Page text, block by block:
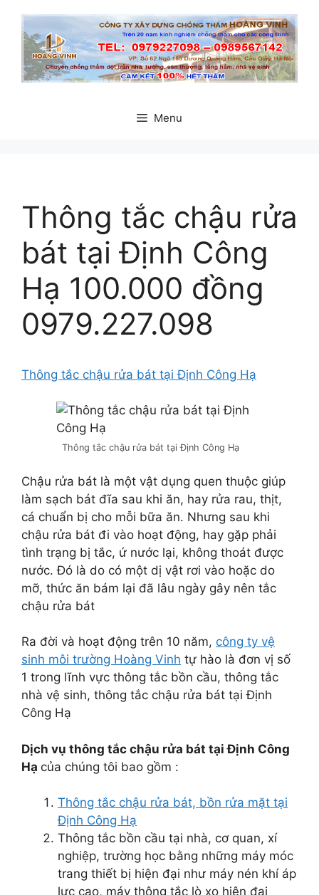
dung
Menu
Thông tắc chậu rửa
bát tại Định Công
Hạ 100.000 đồng
0979.227.098
Thông tắc chậu rửa bát tại Định Công Hạ
Thông tắc chậu rửa bát tại Định Công Hạ
Chậu rửa bát là một vật dụng quen thuộc giúp
làm sạch bát đĩa sau khi ăn, hay rửa rau, thịt,
cá chuẩn bị cho mỗi bữa ăn. Nhưng sau khi
chậu rửa bát đi vào hoạt động, hay gặp phải
tình trạng bị tắc, ứ nước lại, không thoát được
nước. Đó là do có một dị vật rơi vào hoặc do
mỡ, thức ăn bám lại đã lâu ngày gây nên tắc
chậu rửa bát
Ra đời và hoạt động trên 10 năm, công ty vệ
sinh môi trường Hoàng Vinh tự hào là đơn vị số
1 trong lĩnh vực thông tắc bồn cầu, thông tắc
nhà vệ sinh, thông tắc chậu rửa bát tại Định
Công Hạ
Dịch vụ thông tắc chậu rửa bát tại Định Công
Hạ của chúng tôi bao gồm :
Thông tắc chậu rửa bát, bồn rửa mặt tại
Định Công Hạ
Thông tắc bồn cầu tại nhà, cơ quan, xí
nghiệp, trường học bằng những máy móc
trang thiết bị hiện đại như máy nén khí áp
lực cao, máy thông tắc lò xo hiện đại